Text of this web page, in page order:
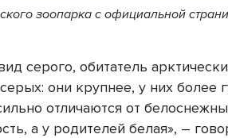
зоопарка с официальной
серого, обитатель
они крупнее, у них более
отличаются от
а у родителей белая», –